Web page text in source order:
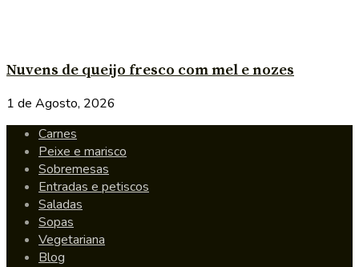
Nuvens de queijo fresco com mel e nozes
1 de Agosto, 2026
Carnes
Peixe e marisco
Sobremesas
Entradas e petiscos
Saladas
Sopas
Vegetariana
Blog